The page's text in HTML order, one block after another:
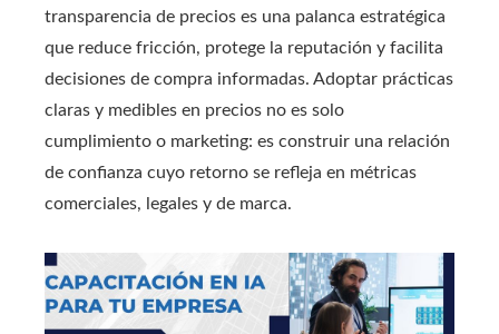
transparencia de precios es una palanca estratégica
que reduce fricción, protege la reputación y facilita
decisiones de compra informadas. Adoptar prácticas
claras y medibles en precios no es solo
cumplimiento o marketing: es construir una relación
de confianza cuyo retorno se refleja en métricas
comerciales, legales y de marca.